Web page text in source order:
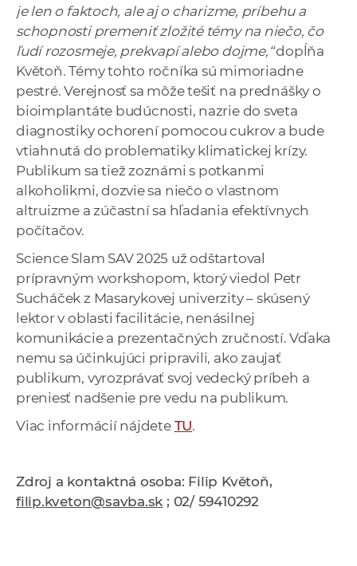
je len o faktoch, ale aj o charizme, príbehu a
schopnosti premeniť zložité témy na niečo, čo
ľudí rozosmeje, prekvapí alebo dojme,“dopĺňa
Květoň. Témy tohto ročníka sú mimoriadne
pestré. Verejnosť sa môže tešiť na prednášky o
bioimplantáte budúcnosti, nazrie do sveta
diagnostiky ochorení pomocou cukrov a bude
vtiahnutá do problematiky klimatickej krízy.
Publikum sa tiež zoznámi s potkanmi
alkoholikmi, dozvie sa niečo o vlastnom
altruizme a zúčastní sa hľadania efektívnych
počítačov.
Science Slam SAV 2025 už odštartoval
prípravným workshopom, ktorý viedol Petr
Sucháček z Masarykovej univerzity – skúsený
lektor v oblasti facilitácie, nenásilnej
komunikácie a prezentačných zručností. Vďaka
nemu sa účinkujúci pripravili, ako zaujať
publikum, vyrozprávať svoj vedecký príbeh a
preniesť nadšenie pre vedu na publikum.
Viac informácií nájdete TU.
Zdroj a kontaktná osoba: Filip Květoň,
filip.kveton@savba.sk ; 02/ 59410292